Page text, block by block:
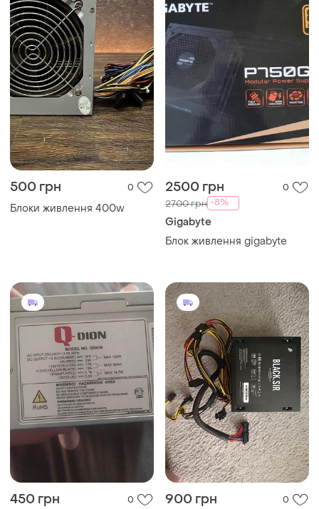
500 грн 0
Блоки живлення 400w
2500 грн 0
2700 грн -8%
Gigabyte
Блок живлення gigabyte
450 грн 0 900 грн 0